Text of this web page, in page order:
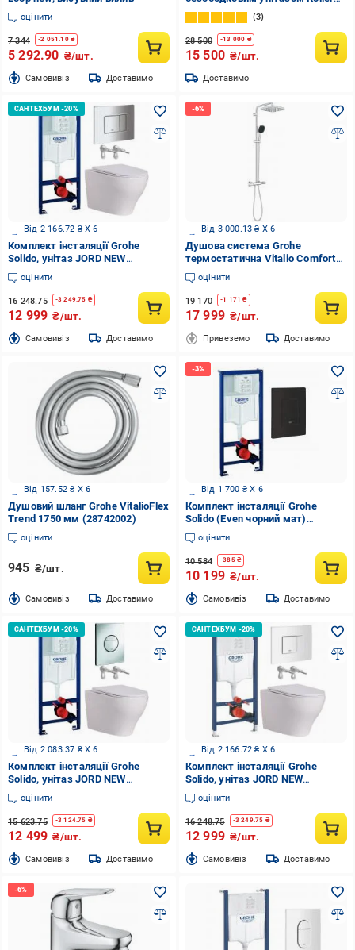
оцінити
7 344 -2 051.10₴
5 292.90 ₴/шт.
Cамовивіз Доставимо
Pool Round Slim Tornado та
хромованим гігієнічним душем
6в1 (GKRSTQCRM)
3
28 500 -13 000 ₴
15 500 ₴/шт.
Доставимо
Від 2 166.72 ₴ X 6
Комплект інсталяції Grohe
Solido, унітаз JORD NEW
TORNADO, клавіша Skate
Cosmopolitan хром
оцінити
16 248.75 -3 249.75 ₴
12 999 ₴/шт.
Cамовивіз Доставимо
Від 3 000.13 ₴ X 6
Душова система Grohe
термостатична Vitalio Comfort
System 250 Cube (26696001)
оцінити
19 170 -1 171 ₴
17 999 ₴/шт.
Привеземо Доставимо
Від 157.52 ₴ X 6
Душовий шланг Grohe VitalioFlex
Trend 1750 мм (28742002)
оцінити
945 ₴/шт.
Cамовивіз Доставимо
Від 1 700 ₴ X 6
Комплект інсталяції Grohe
Solido (Even чорний мат)
388112430
оцінити
10 584 -385₴
10 199 ₴/шт.
Cамовивіз Доставимо
Від 2 083.37 ₴ X 6
Комплект інсталяції Grohe
Solido, унітаз JORD NEW
TORNADO, клавіша Sail хром
оцінити
15 623.75 -3 124.75 ₴
12 499 ₴/шт.
Cамовивіз Доставимо
Від 2 166.72 ₴ X 6
Комплект інсталяції Grohe
Solido, унітаз JORD NEW
TORNADO, клавіша EVEN біла
оцінити
16 248.75 -3 249.75 ₴
12 999 ₴/шт.
Cамовивіз Доставимо